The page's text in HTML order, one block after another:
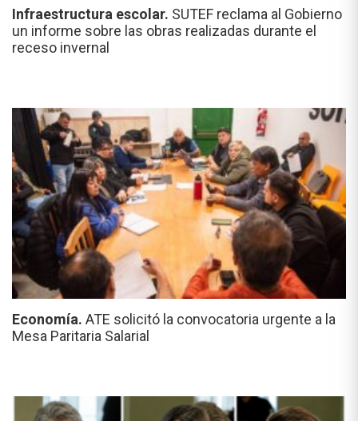
Infraestructura escolar. SUTEF reclama al Gobierno
un informe sobre las obras realizadas durante el
receso invernal
Economía. ATE solicitó la convocatoria urgente a la
Mesa Paritaria Salarial